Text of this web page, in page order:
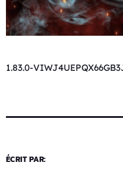
1.83.0-
ÉCRIT PAR: